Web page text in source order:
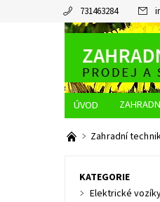
731463284
O NÁS
JAK
Zahradní
KATEGORIE
Elektrické